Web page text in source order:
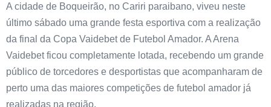
A cidade de Boqueirão, no Cariri paraibano, viveu neste
último sábado uma grande festa esportiva com a realização
da final da Copa Vaidebet de Futebol Amador. A Arena
Vaidebet ficou completamente lotada, recebendo um grande
público de torcedores e desportistas que acompanharam de
perto uma das maiores competições de futebol amador já
realizadas na região.